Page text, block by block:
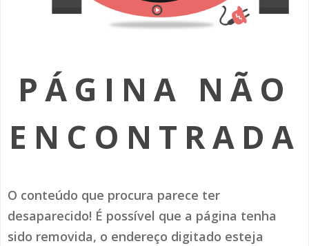
SOMOS TODOS EUROPEUS
AMADORA LIGA À RESILIÊNCIA
(RE) PENSAMENTOS
HISTÓRIAS DE ABRIL
PÁGINA NÃO
ENCONTRADA
O conteúdo que procura parece ter
desaparecido! É possível que a página tenha
sido removida, o endereço digitado esteja